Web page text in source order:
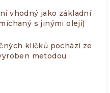
vhodný jako základní
s jinými oleji)
klíčků pochází ze
metodou